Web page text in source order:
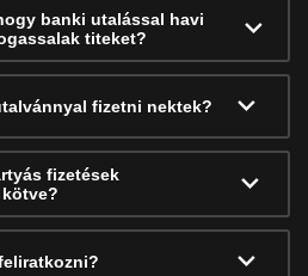
banki utalással havi
titeket?
fizetni nektek?
fizetések